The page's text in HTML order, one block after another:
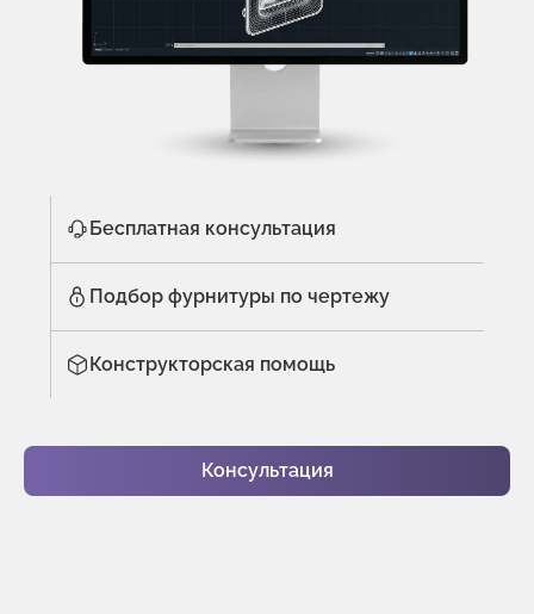
Бесплатная консультация
Подбор фурнитуры по чертежу
Конструкторская помощь
Консультация